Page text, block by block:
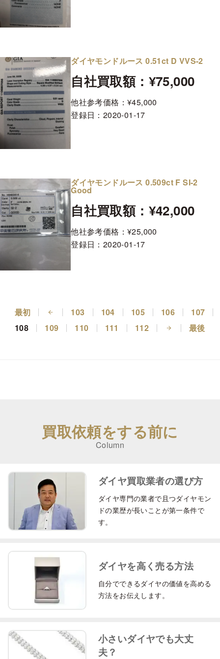
ダイヤモンドルース 0.51ct D VVS-2
自社買取額：¥75,000
他社参考価格：¥45,000
登録日： 2020-01-17
ダイヤモンドルース 0.509ct F SI-2
Good
自社買取額：¥42,000
他社参考価格：¥25,000
登録日： 2020-01-17
最初 103 104 105 106
107
108
109 110 111 112 最後
買取依頼をする前に
Column
ダイヤ買取業者の選び方
ダイヤ専門の業者で且つダイヤモン
ドの業歴が長いことが第一条件で
す。
ダイヤを高く売る方法
自分でできるダイヤの価値を高める
方法をお伝えします。
小さいダイヤでも大丈
夫？